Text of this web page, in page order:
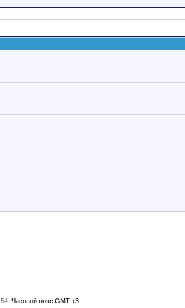
. Часовой пояс GMT +3.